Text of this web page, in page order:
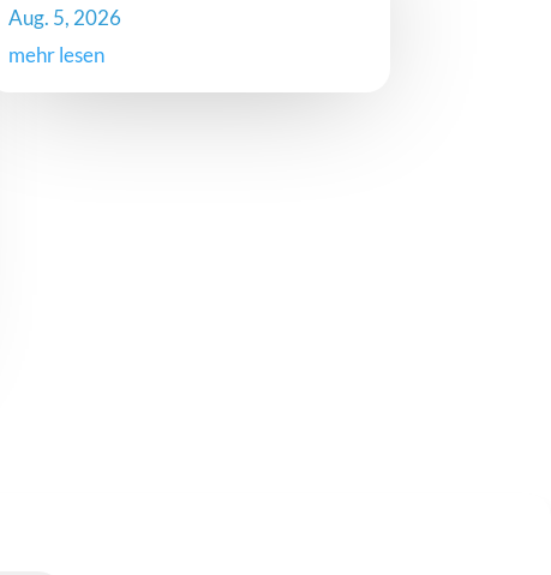
Aug. 5, 2026
mehr lesen